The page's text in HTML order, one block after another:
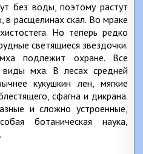
без воды, поэтому растут
в расщелинах скал. Во мраке
Но теперь редко
светящиеся звездочки.
подлежит охране. Все
мха. В лесах средней
кукушкин лен, мягкие
сфагна и дикрана.
и сложно устроенные,
ботаническая наука,